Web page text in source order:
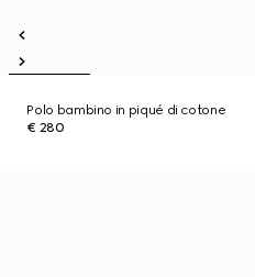
Polo bambino in piqué di cotone
€ 280